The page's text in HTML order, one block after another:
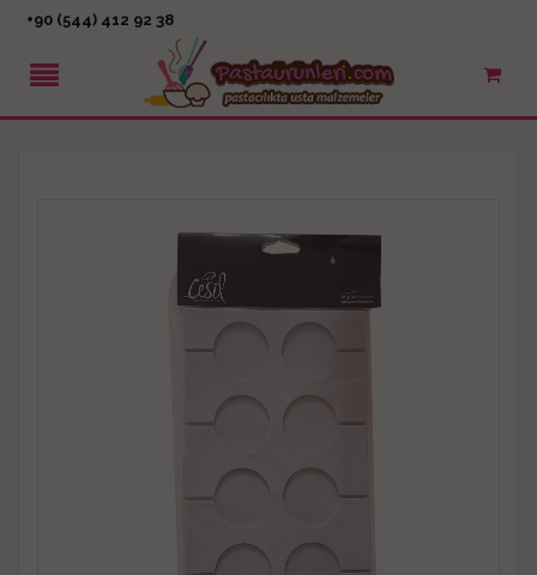
+90 (544) 412 92 38